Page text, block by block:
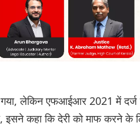
लेकिन एफआईआर 2021 में दर्ज
इसने कहा कि देरी को माफ